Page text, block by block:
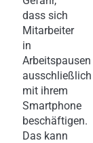
dass sich
Mitarbeiter
in
Arbeitspausen
ausschließlich
mit ihrem
Smartphone
beschäftigen.
Das kann